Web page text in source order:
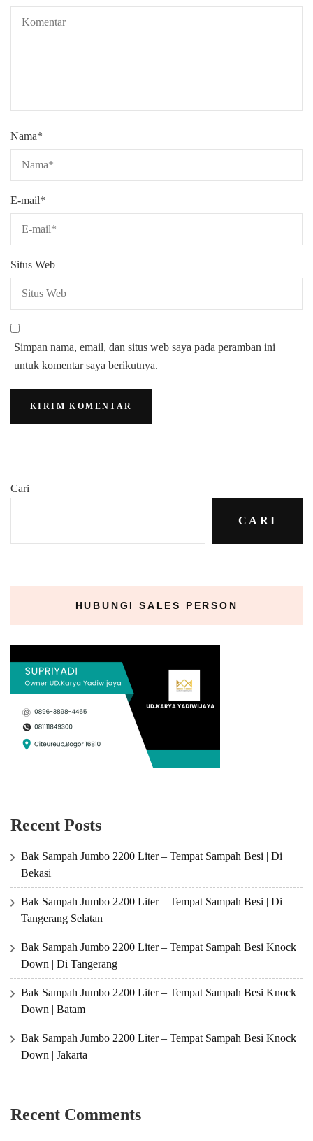
Nama*
E-mail*
Situs Web
Simpan nama, email, dan situs web saya pada peramban ini
untuk komentar saya berikutnya.
Cari
CARI
HUBUNGI SALES PERSON
Recent Posts
Bak Sampah Jumbo 2200 Liter – Tempat Sampah Besi | Di
Bekasi
Bak Sampah Jumbo 2200 Liter – Tempat Sampah Besi | Di
Tangerang Selatan
Bak Sampah Jumbo 2200 Liter – Tempat Sampah Besi Knock
Down | Di Tangerang
Bak Sampah Jumbo 2200 Liter – Tempat Sampah Besi Knock
Down | Batam
Bak Sampah Jumbo 2200 Liter – Tempat Sampah Besi Knock
Down | Jakarta
Recent Comments